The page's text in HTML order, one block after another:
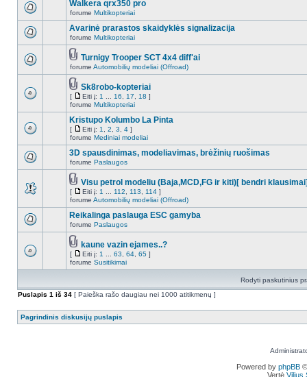
Walkera qrx350 pro
forume Multikopteriai
Avarinė prarastos skaidyklės signalizacija
forume Multikopteriai
Turnigy Trooper SCT 4x4 diff'ai
forume Automobilių modeliai (Offroad)
Sk8robo-kopteriai
[ Eiti į: 1 16 17 18 ]
forume Multikopteriai
Kristupo Kolumbo La Pinta
[ Eiti į: 1 2 3 4 ]
forume Mediniai modeliai
3D spausdinimas, modeliavimas, brėžinių ruošimas
forume Paslaugos
Visu petrol modeliu (Baja,MCD,FG ir kiti)[ bendri
[ Eiti į: 1 112 113 114 ]
forume Automobilių modeliai (Offroad)
Reikalinga paslauga ESC gamyba
forume Paslaugos
kaune vazin ejames..?
[ Eiti į: 1 63 64 65 ]
forume Susitikimai
Rodyti paskutinius
Puslapis 1 iš 34 [ Paieška rašo daugiau nei 1000 atitikmenų ]
Pagrindinis diskusijų puslapis
Powered by phpBB
Vertė Vilius